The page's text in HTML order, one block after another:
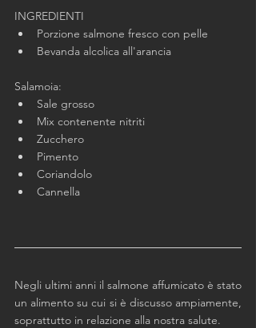
INGREDIENTI
Porzione salmone fresco con pelle
Bevanda alcolica all'arancia
Salamoia:
Sale grosso
Mix contenente nitriti
Zucchero
Pimento
Coriandolo
Cannella
Negli ultimi anni il salmone affumicato è stato
un alimento su cui si è discusso ampiamente,
soprattutto in relazione alla nostra salute.